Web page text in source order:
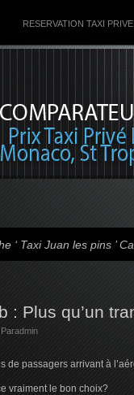
RESERVATION TAXI
‘ Taxi Juan les pins ’
: Plus qu’un
Paradmin
de passagers arrivant à
vraiment le bon choix?